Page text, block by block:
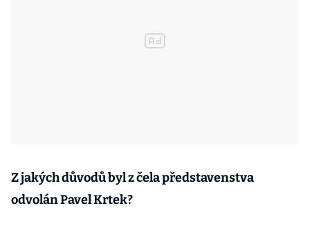
Z jakých důvodů byl z čela představenstva
odvolán Pavel Krtek?